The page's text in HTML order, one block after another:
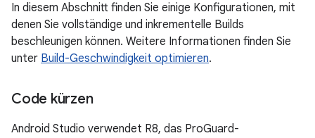
In diesem Abschnitt finden Sie einige Konfigurationen, mit
denen Sie vollständige und inkrementelle Builds
beschleunigen können. Weitere Informationen finden Sie
unter Build-Geschwindigkeit optimieren.
Code kürzen
Android Studio verwendet R8, das ProGuard-